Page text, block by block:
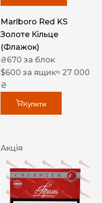
Marlboro Red KS
Золоте Кільце
(Флажок)
₴670 за блок
$600 за ящик≈ 27 000
₴
Купити
Акція